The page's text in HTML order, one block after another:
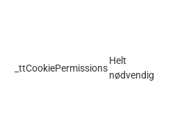
_ttCookiePermissions
Helt
nødvendig